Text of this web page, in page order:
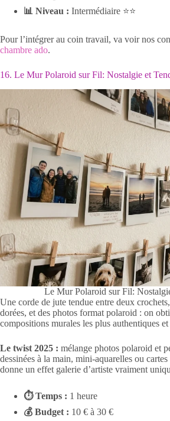
📊 Niveau : Intermédiaire ⭐⭐
Pour l’intégrer au coin travail, va voir nos
chambre ado.
16. Le Mur Polaroid sur Fil: Nostalgie et
Le Mur Polaroid sur Fil:
Une corde de jute tendue entre deux
dorées, et des photos format polaroid : on
compositions murales les plus authentiques
Le twist 2025 : mélange photos polaroid et
dessinées à la main, mini-aquarelles ou cartes
donne un effet galerie d’artiste vraiment
⏱ Temps : 1 heure
💰 Budget : 10 € à 30 €